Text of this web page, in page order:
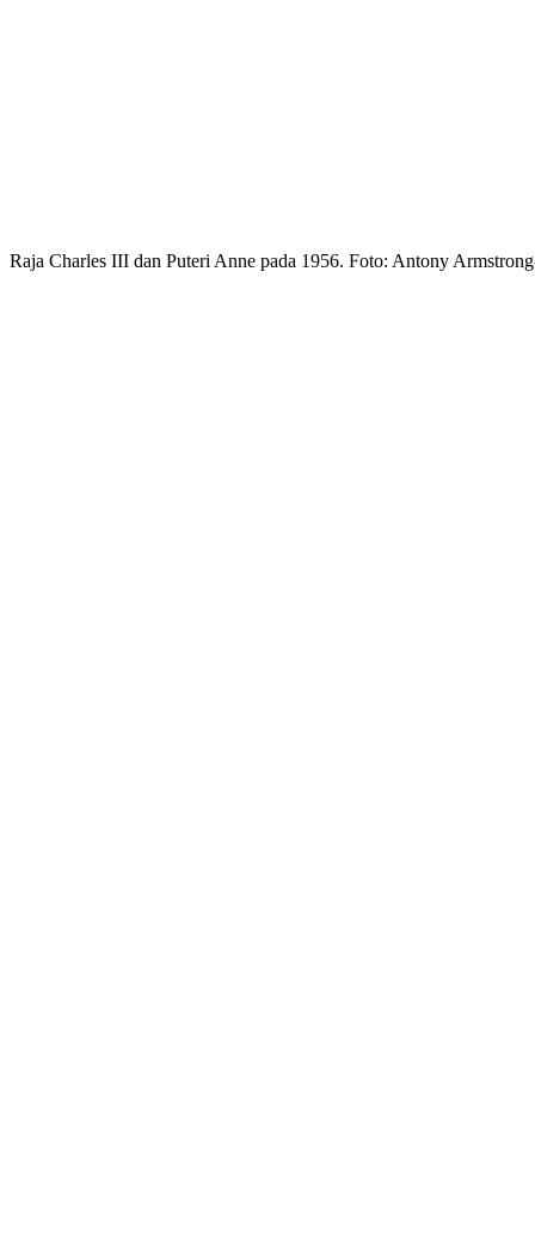
Raja Charles III dan Puteri Anne pada 1956. Foto: Antony